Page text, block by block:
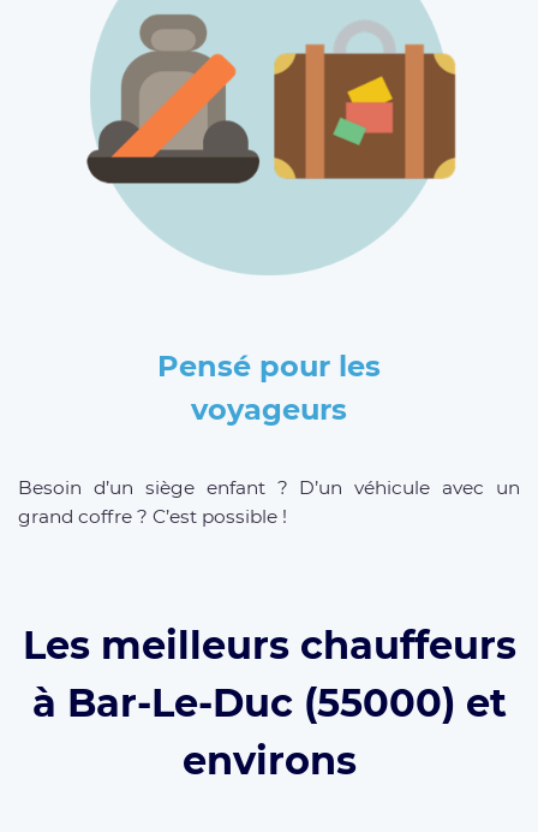
Pensé pour les
voyageurs
Besoin d’un siège enfant ? D’un véhicule avec un
grand coffre ? C’est possible !
Les meilleurs chauffeurs
à Bar-Le-Duc (55000) et
environs